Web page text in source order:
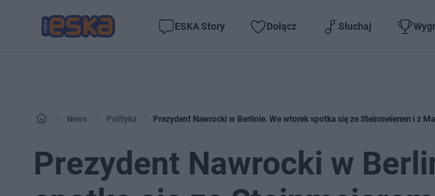
ESKA Story Dołącz Słuchaj
News Polityka Prezydent Nawrocki w Berlinie. We wtorek spotka się ze Steinmeierem i z
Prezydent Nawrocki w